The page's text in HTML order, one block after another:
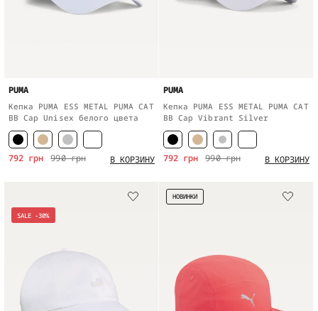
PUMA
Кепка PUMA ESS METAL PUMA CAT
BB Cap Unisex белого цвета
990 грн
792 грн В КОРЗИНУ
PUMA
Кепка PUMA ESS METAL PUMA CAT
BB Cap Vibrant Silver
990 грн
792 грн В КОРЗИНУ
SALE -30%
НОВИНКИ